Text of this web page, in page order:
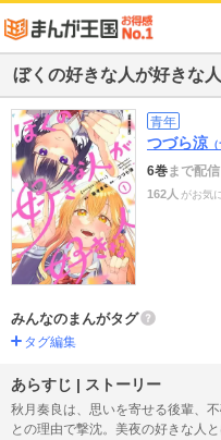
ぼくの好きな人が好きな人
青年
つづら涼
6巻まで配信
162人 がお気
みんなのまんがタグ
タグ編集
あらすじ | ストーリー
秋月奏良は、思いを寄せる後輩、
との理由で撃沈。美夜の好きな人